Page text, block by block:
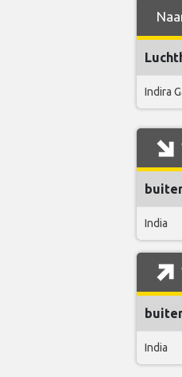
Indira
India
India